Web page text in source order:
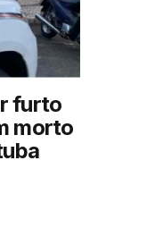
furto
morto